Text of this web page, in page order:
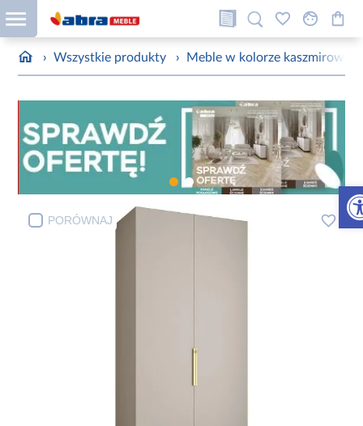
› Wszystkie produkty › Meble w kolorze kaszmirowym
PORÓWNAJ